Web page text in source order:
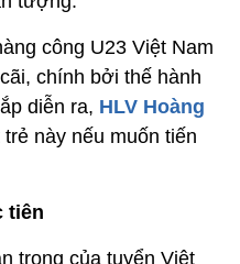
công U23 Việt Nam
chính bởi thế hành
diễn ra, HLV Hoàng
này nếu muốn tiến
tiên
trọng của tuyển Việt